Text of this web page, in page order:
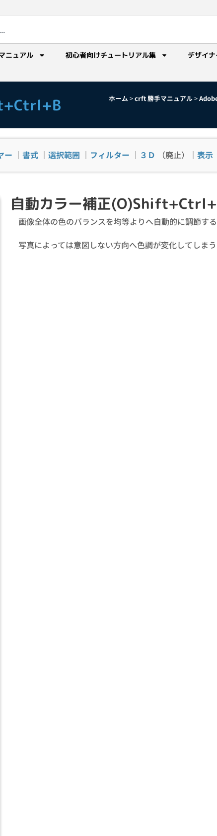
ニュアル 初心者向けチュートリアル集 デザイ
ホーム >crft 勝手マニュアル>
ー ｜ 書式 ｜ 選択範囲 ｜ フィルター ｜ ３Ｄ （廃止）｜ 表示
自動カラー補正
画像全体の色のバランスを均等よりへ自動的に調節する
写真によっては意図しない方向へ色調が変化してしま